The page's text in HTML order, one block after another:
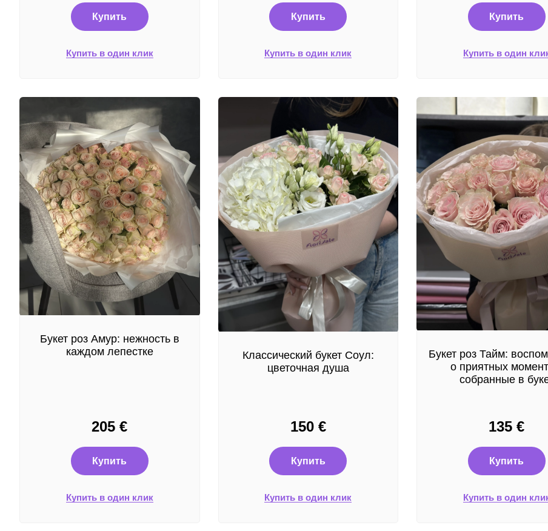
Купить
Купить в один клик
Купить
Купить в один клик
Купить
Купить в один
Букет роз Амур: нежность в
каждом лепестке
205€
Купить
Купить в один клик
Классический букет Соул:
цветочная душа
150 €
Купить
Купить в один клик
Букет роз Тайм:
о приятных
собранные в
135€
Купить
Купить в один